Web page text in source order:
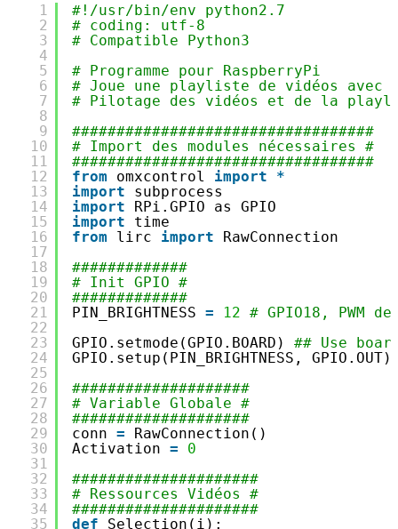
1
2
3
4
5
6
7
8
9
10
11
12
13
14
15
16
17
18
19
20
21
22
23
24
25
26
27
28
29
30
31
32
33
34
35
#!/usr/bin/env python2.7
# coding: utf-8
# Compatible Python3
# Programme pour RaspberryPi
# Joue une playliste de vidéos avec
# Pilotage des vidéos et de la
##################################
# Import des modules nécessaires #
##################################
from
omxcontrol import
*
import
subprocess
import
RPi.GPIO as GPIO
import
time
from
lirc import
RawConnection
#############
# Init GPIO #
#############
PIN_BRIGHTNESS = 12 # GPIO18, PWM
GPIO.setmode(GPIO.BOARD) ## Use
GPIO.setup(PIN_BRIGHTNESS, GPIO.OUT)
####################
# Variable Globale #
####################
conn =
RawConnection()
Activation =
0
#####################
# Ressources Vidéos #
#####################
def
Selection(i):